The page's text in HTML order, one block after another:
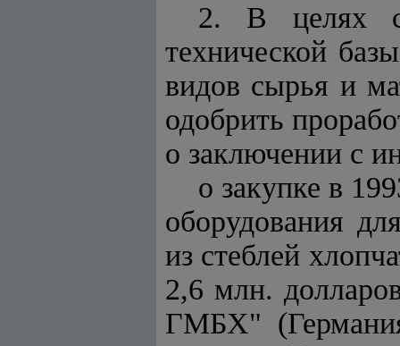
2. В целях
технической
видов сырья и
одобрить
о заключении с
о закупке в
оборудования
из стеблей
2,6 млн.
ГМБХ"